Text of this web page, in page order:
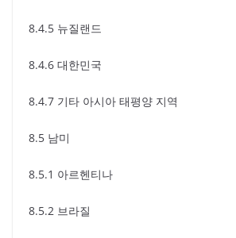
8.4.5 뉴질랜드
8.4.6 대한민국
8.4.7 기타 아시아 태평양 지역
8.5 남미
8.5.1 아르헨티나
8.5.2 브라질